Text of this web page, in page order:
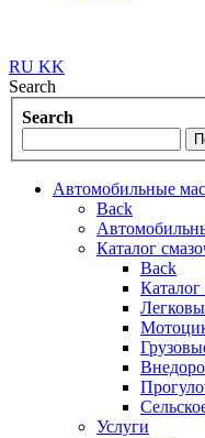
RU KK
Search
Search
Автомобильные
Back
Каталог
Back
Услуги